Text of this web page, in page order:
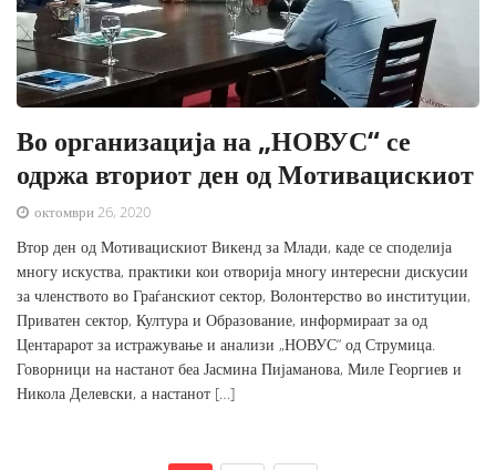
Во организација на „НОВУС“ се
одржа вториот ден од Мотивацискиот
октомври 26, 2020
Втор ден од Мотивацискиот Викенд за Млади, каде се споделија
многу искуства, практики кои отворија многу интересни дискусии
за членството во Граѓанскиот сектор, Волонтерство во институции,
Приватен сектор, Култура и Образование, информираат за од
Центарарот за истражување и анализи „НОВУС“ од Струмица.
Говорници на настанот беа Јасмина Пијаманова, Миле Георгиев и
Никола Делевски, а настанот […]